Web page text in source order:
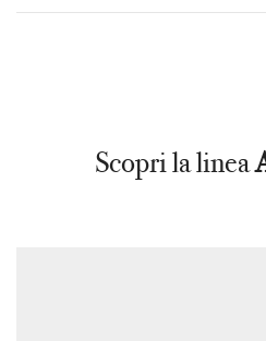
Scopri la linea